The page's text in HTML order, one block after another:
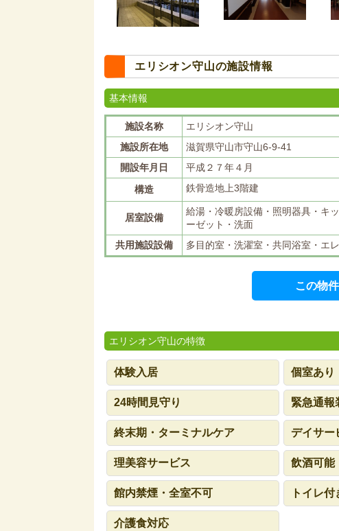
エリシオン守山の施設情報
基本情報
施設名称 エリシオン守山
施設所在地
滋賀県守山市守山6-9-41
開設年月日
平成２７年４月
構造
鉄骨造地上3階建
居室設備
給湯・冷暖房設備・照明器具・キ
ーゼット・洗面
共用施設設備
多目的室・洗濯室・共同浴室・エ
この物
エリシオン守山の特徴
体験入居 個室あり
24時間見守り 緊急通報
終末期・ターミナルケア デイサー
理美容サービス 飲酒可能
館内禁煙・全室不可 トイレ
介護食対応